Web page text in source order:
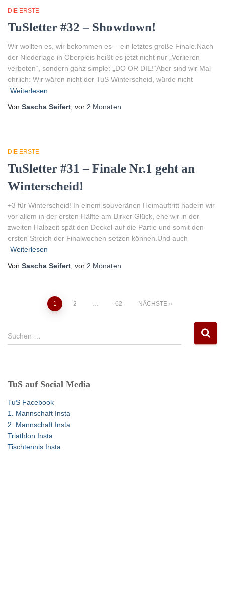
DIE ERSTE
TuSletter #32 – Showdown!
Wir wollten es, wir bekommen es – ein letztes große Finale.Nach
der Niederlage in Oberpleis heißt es jetzt nicht nur „Verlieren
verboten“, sondern ganz simple: „DO OR DIE!“Aber sind wir Mal
ehrlich: Wir wären nicht der TuS Winterscheid, würde nicht
Weiterlesen
Von Sascha Seifert , vor 2 Monaten
DIE ERSTE
TuSletter #31 – Finale Nr.1 geht an
Winterscheid!
+3 für Winterscheid! In einem souveränen Heimauftritt hadern wir
vor allem in der ersten Hälfte am Birker Glück, ehe wir in der
zweiten Halbzeit spät den Deckel auf die Partie und somit den
ersten Streich der Finalwochen setzen können.Und auch
Weiterlesen
Von Sascha Seifert , vor 2 Monaten
Seitennummerierung
der
1 2 62 NÄCHSTE
S
u
n
n
a
c
h
:
Suchen …
TuS auf Social Media
TuS Facebook
1. Mannschaft Insta
2. Mannschaft Insta
Triathlon Insta
Tischtennis Insta